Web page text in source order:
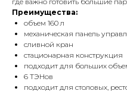
Преимущества:
объем 160 л
механическая панель
сливной кран
стационарная конструкция
подходит для больших
6 ТЭНов
подходит для столовых,